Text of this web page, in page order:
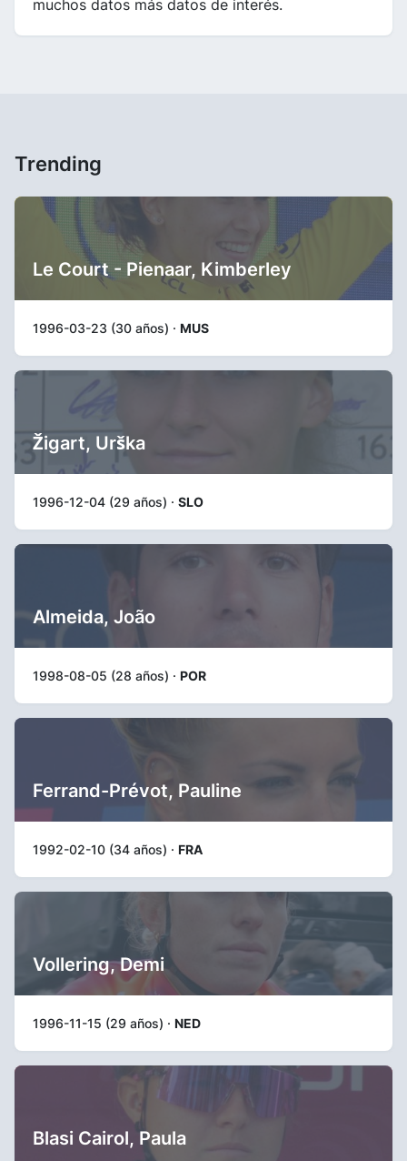
muchos datos más datos de interés.
Trending
Le Court - Pienaar, Kimberley
1996-03-23 (30 años) · MUS
Žigart, Urška
1996-12-04 (29 años) · SLO
Almeida, João
1998-08-05 (28 años) · POR
Ferrand-Prévot, Pauline
1992-02-10 (34 años) · FRA
Vollering, Demi
1996-11-15 (29 años) · NED
Blasi Cairol, Paula